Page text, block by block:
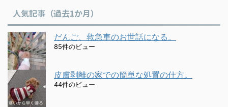
人気記事（過去1か月）
だんご、救急車のお世話になる。
85件のビュー
皮膚剥離の家での簡単な処置の仕方。
44件のビュー